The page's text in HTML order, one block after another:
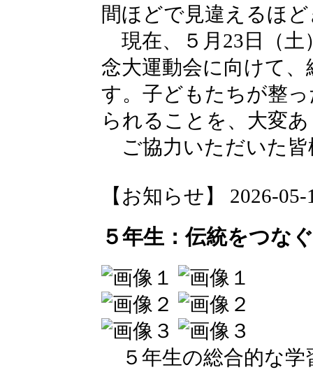
間ほどで見違えるほ
現在、５月23日（土
念大運動会に向けて
す。子どもたちが整
られることを、大変
ご協力いただいた皆
【お知らせ】 2026-
５年生：伝統をつな
５年生の総合的な学